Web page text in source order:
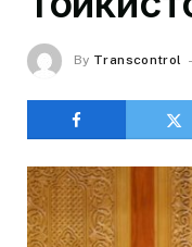
By Transcontrol